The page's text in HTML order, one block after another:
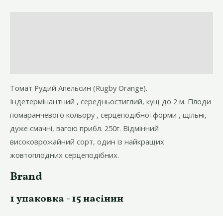
Томат Рудий Апельсин (Rugby Orange).
Індетермінантний , середньостиглий, кущ до 2 м. Плоди
помаранчевого кольору , серцеподібної форми , щільні,
дуже смачні, вагою прибл. 250г. Відмінний
високоврожайний сорт, один із найкращих
жовтоплодних серцеподібних.
Brand
1 упаковка - 15 насінин